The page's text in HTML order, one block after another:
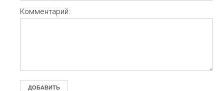
Комментарий:
ДОБАВИТЬ